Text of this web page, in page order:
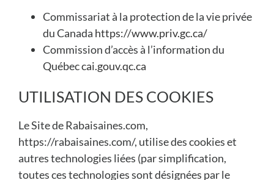
Commissariat à la protection de la vie privée
du Canada https://www.priv.gc.ca/
Commission d’accès à l’information du
Québeccai.gouv.qc.ca
UTILISATION DES COOKIES
Le Site de Rabaisaines.com,
https://rabaisaines.com/, utilise des cookies et
autres technologies liées (par simplification,
toutes ces technologies sont désignées par le